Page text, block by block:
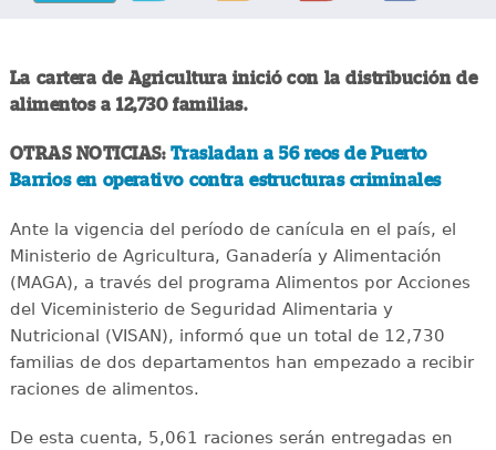
La cartera de Agricultura inició con la distribución de
alimentos a 12,730 familias.
OTRAS NOTICIAS: Trasladan a 56 reos de Puerto
Barrios en operativo contra estructuras criminales
Ante la vigencia del período de canícula en el país, el
Ministerio de Agricultura, Ganadería y Alimentación
(MAGA), a través del programa Alimentos por Acciones
del Viceministerio de Seguridad Alimentaria y
Nutricional (VISAN), informó que un total de 12,730
familias de dos departamentos han empezado a recibir
raciones de alimentos.
De esta cuenta, 5,061 raciones serán entregadas en